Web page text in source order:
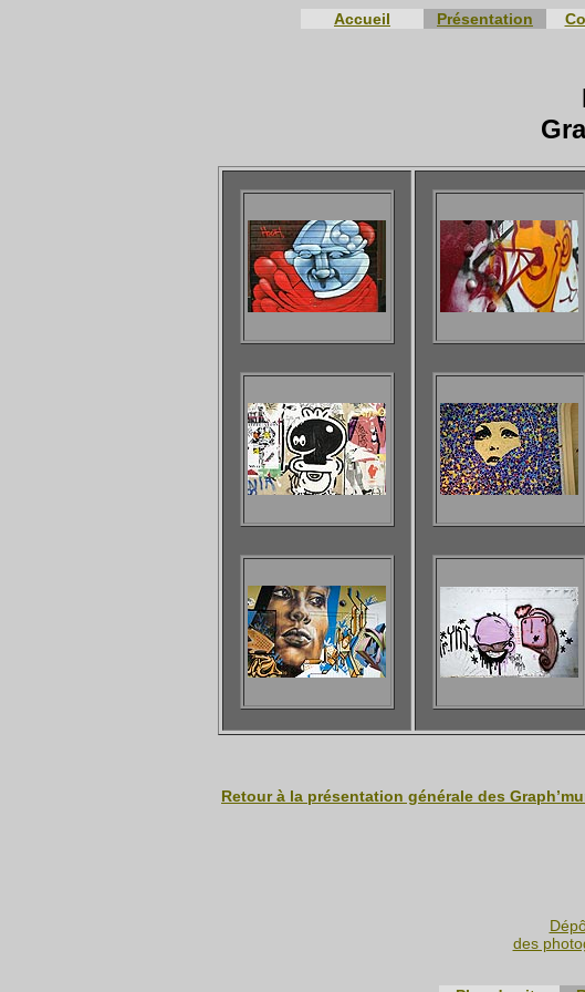
Accueil Présentation
Retour à la présentation générale des
des